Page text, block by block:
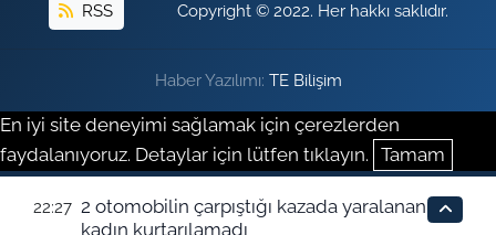
RSS Copyright © 2022. Her hakkı saklıdır.
Haber Yazılımı: TE Bilişim
En iyi site deneyimi sağlamak için çerezlerden
faydalanıyoruz. Detaylar için lütfen tıklayın. Tamam
22:27 2 otomobilin çarpıştığı kazada yaralanan
kadın kurtarılamadı